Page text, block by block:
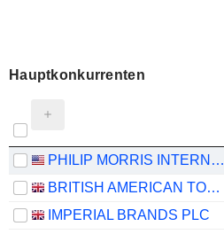
Hauptkonkurrenten
PHILIP MORRIS INTERNATIONAL, INC.
BRITISH AMERICAN TOBACCO P.L.C.
IMPERIAL BRANDS PLC